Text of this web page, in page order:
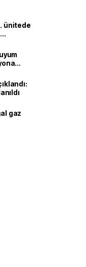
ünitede
gaz